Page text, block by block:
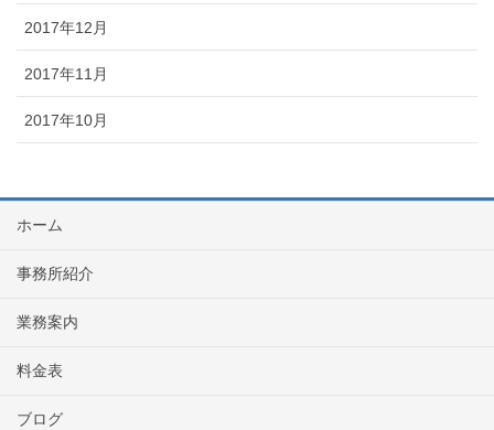
2017年12月
2017年11月
2017年10月
ホーム
事務所紹介
業務案内
料金表
ブログ